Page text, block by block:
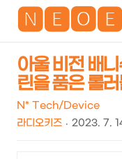
아울 비전 배
린을 품은 롤
N* Tech/Device
라디오키즈
2023. 7.